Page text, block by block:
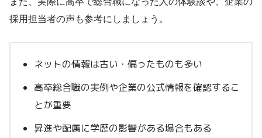
採用担当者の声も参考にしましょう。
ネットの情報は古い・偏ったものも多い
高卒総合職の実例や企業の公式情報を確認するこ
とが重要
昇進や配属に学歴の影響がある場合もある